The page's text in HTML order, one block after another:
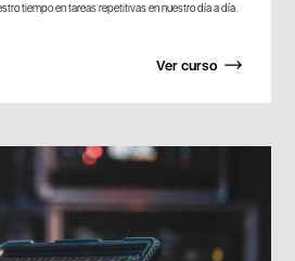
tiempo en tareas repetitivas en nuestro día a día.
Ver curso